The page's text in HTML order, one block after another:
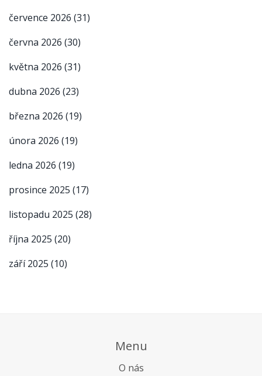
července 2026 (31)
června 2026 (30)
května 2026 (31)
dubna 2026 (23)
března 2026 (19)
února 2026 (19)
ledna 2026 (19)
prosince 2025 (17)
listopadu 2025 (28)
října 2025 (20)
září 2025 (10)
Menu
O nás